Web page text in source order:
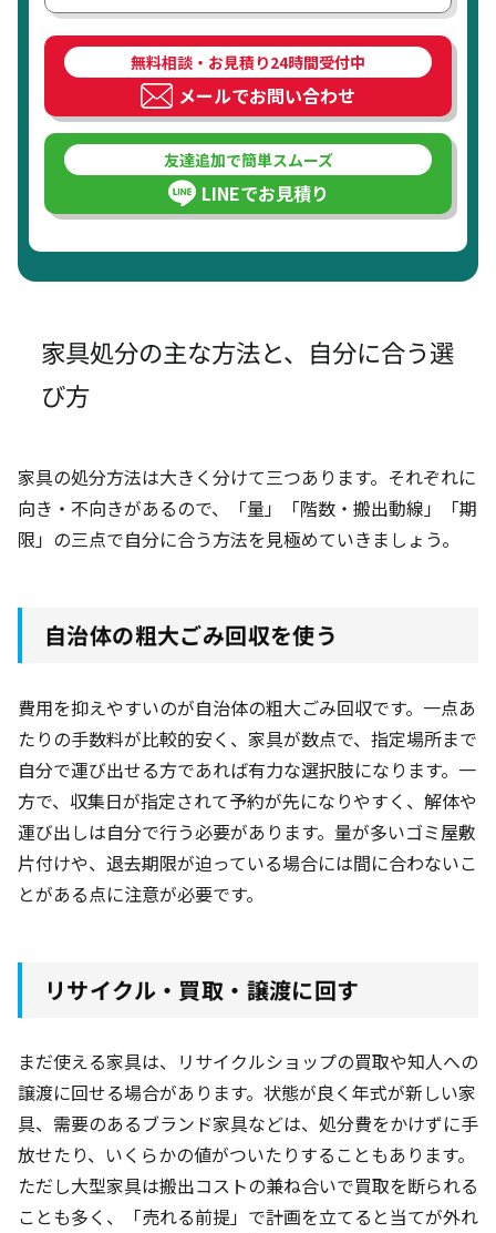
無料相談・お見積り24時間受付中
メールでお問い合わせ
友達追加で簡単スムーズ
LINEでお見積り
家具処分の主な方法と、自分に合う選
び方
家具の処分方法は大きく分けて三つあります。それぞれに
向き・不向きがあるので、「量」「階数・搬出動線」「期
限」の三点で自分に合う方法を見極めていきましょう。
自治体の粗大ごみ回収を使う
費用を抑えやすいのが自治体の粗大ごみ回収です。一点あ
たりの手数料が比較的安く、家具が数点で、指定場所まで
自分で運び出せる方であれば有力な選択肢になります。一
方で、収集日が指定されて予約が先になりやすく、解体や
運び出しは自分で行う必要があります。量が多いゴミ屋敷
片付けや、退去期限が迫っている場合には間に合わないこ
とがある点に注意が必要です。
リサイクル・買取・譲渡に回す
まだ使える家具は、リサイクルショップの買取や知人への
譲渡に回せる場合があります。状態が良く年式が新しい家
具、需要のあるブランド家具などは、処分費をかけずに手
放せたり、いくらかの値がついたりすることもあります。
ただし大型家具は搬出コストの兼ね合いで買取を断られる
ことも多く、「売れる前提」で計画を立てると当てが外れ